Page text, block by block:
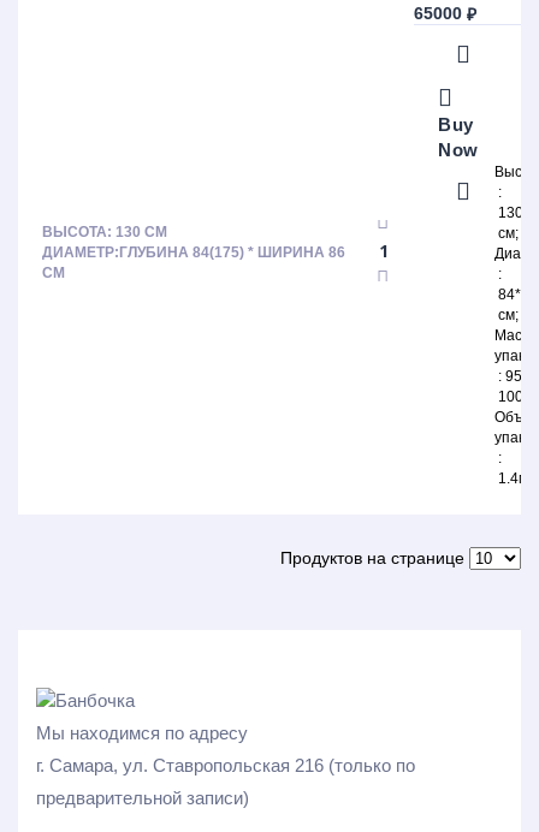
ВЫСОТА: 130 СМ
ДИАМЕТР:ГЛУБИНА 84(175) * ШИРИНА 86
СМ
65000₽
Buy
Now
130
см
84*84
см
95-
100кг
1.4м3
Продуктов на странице
Мы находимся по адресу
г. Самара, ул. Ставропольская 216 (только по
предварительной записи)